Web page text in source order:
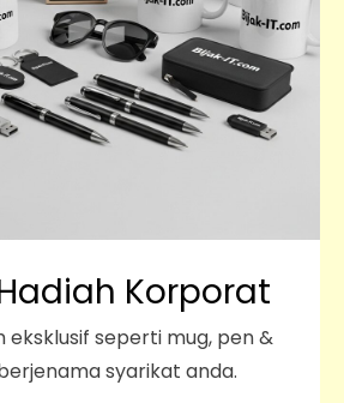
Korporat
eksklusif seperti mug, pen &
syarikat anda.